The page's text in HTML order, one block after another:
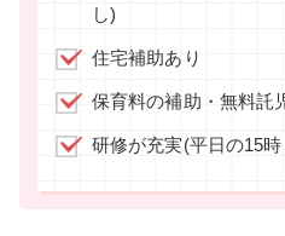
し)
住宅補助あり
保育料の補助・無料託
研修が充実(平日の15